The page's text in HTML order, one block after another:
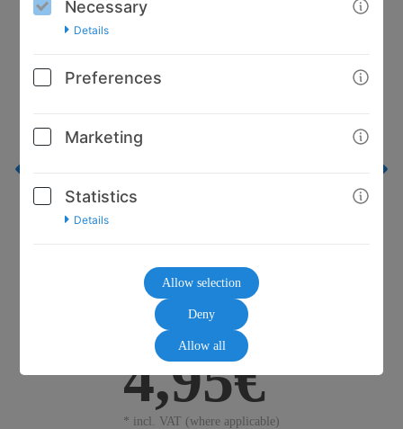
4,95€
* incl. VAT (where applicable)
Necessary
Details
Preferences
Marketing
Statistics
Details
Allow selection
Deny
Allow all